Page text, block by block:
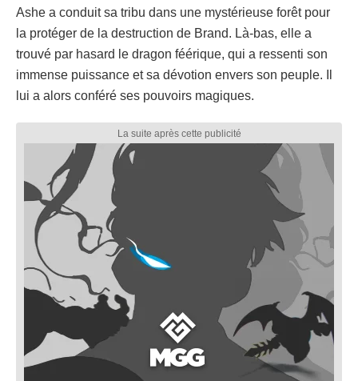
Ashe a conduit sa tribu dans une mystérieuse forêt pour
la protéger de la destruction de Brand. Là-bas, elle a
trouvé par hasard le dragon féérique, qui a ressenti son
immense puissance et sa dévotion envers son peuple. Il
lui a alors conféré ses pouvoirs magiques.